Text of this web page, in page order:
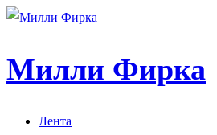
Милли Фирка
Лента